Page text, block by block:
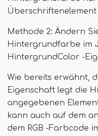
Methode 2: Ändern
Hintergrundfarbe im
HintergrundColor -
Wie bereits erwähnt,
Eigenschaft legt die
angegebenen
kann auch auf dem
dem RGB -Farbcode